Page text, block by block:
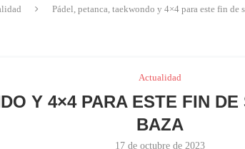
Pádel, petanca, taekwondo y 4×4 para este fin de
Actualidad
Y 4×4 PARA ESTE FIN
BAZA
17 de octubre de 2023